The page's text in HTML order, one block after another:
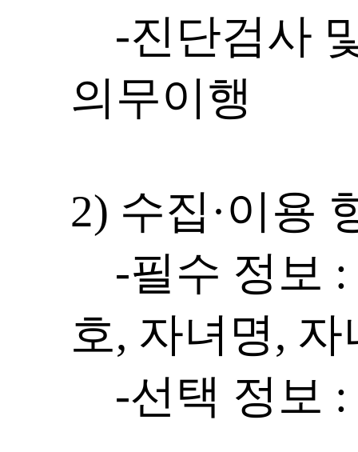
-진단검사
의무이행
2) 수집·이용
-필수 정보 :
호, 자녀명,
-선택 정보 :